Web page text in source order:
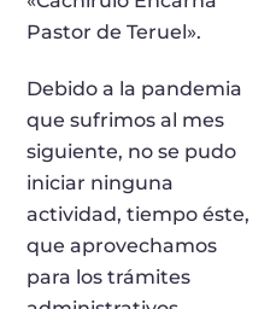
Pastor de Teruel».
Debido a la pandemia
que sufrimos al mes
siguiente, no se pudo
iniciar ninguna
actividad, tiempo éste,
que aprovechamos
para los trámites